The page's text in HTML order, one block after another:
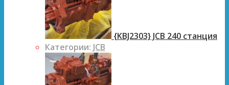
{KBJ2303} JCB 240 станция
Категории: JCB